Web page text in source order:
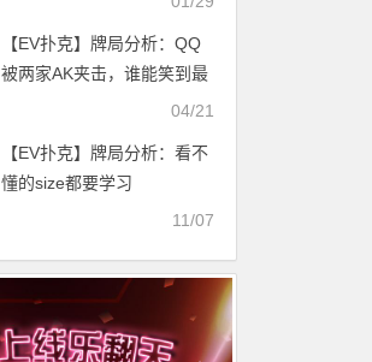
【EV扑克】牌局分析：QQ
被两家AK夹击，谁能笑到最
04/21
【EV扑克】牌局分析：看不
懂的size都要学习
11/07